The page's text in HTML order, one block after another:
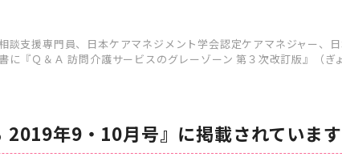
談⽀援専⾨員、⽇本ケアマネジメント学会認定ケアマネジャー、
に『Ｑ＆Ａ 訪問介護サービスのグレーゾーン 第３次改訂版』（ぎ
2019年9・10月号』に掲載されています